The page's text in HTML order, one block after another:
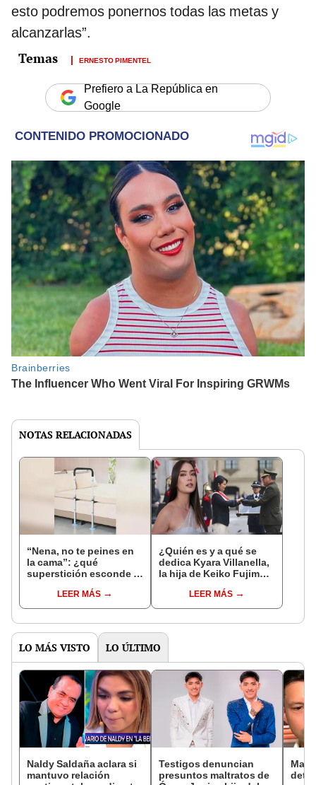
esto podremos ponernos todas las metas y
alcanzarlas”.
ERNESTO PIMENTEL
Prefiero a La República en
Google
NOTAS RELACIONADAS
“Nena, no te peines en
la cama”: ¿qué
superstición esconde la
Enanitos Verdes?
LEER MÁS
¿Quién es y a qué se
dedica Kyara Villanella,
la hija de Keiko Fujimori
nivel nacional?
LEER MÁS
LO MÁS VISTO LO ÚLTIMO
Naldy Saldaña aclara si
mantuvo relación
Testigos denuncian
presuntos maltratos de